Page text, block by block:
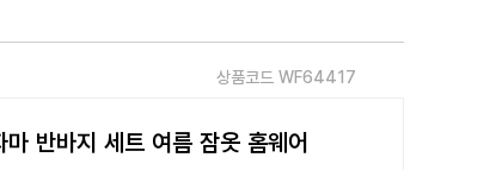
상품코드 WF64417
반바지 세트 여름 잠옷 홈웨어